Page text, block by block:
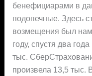
бенефициарами в
подопечные. Здесь
возмещения был
году, спустя два
тыс.
произвела 13,5 тыс.